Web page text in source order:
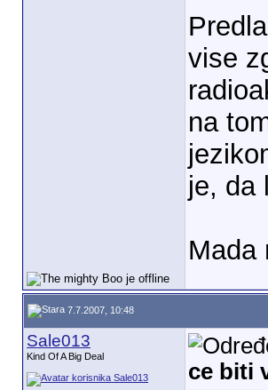
vise
na
je, da
Mada
7.7.2007, 10:48
Sale013
Kind Of A Big Deal
ce biti